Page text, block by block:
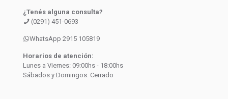
¿Tenés alguna consulta?
(0291) 451-0693
WhatsApp 2915 105819
Horarios de atención:
Lunes a Viernes: 09:00hs - 18:00hs
Sábados y Domingos: Cerrado